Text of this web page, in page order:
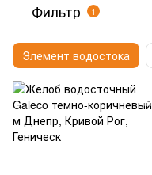
Фильтр 1
Элемент водостока